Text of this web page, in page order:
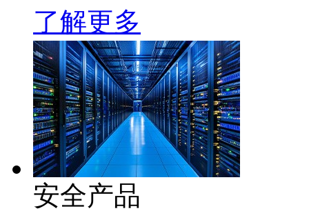
了解更多
安全产品